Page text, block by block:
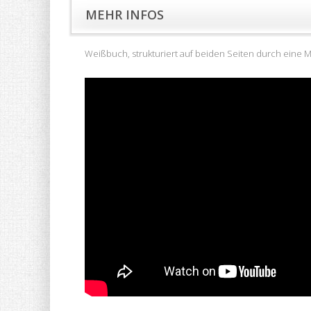
MEHR INFOS
Weißbuch, strukturiert auf beiden Seiten durch eine